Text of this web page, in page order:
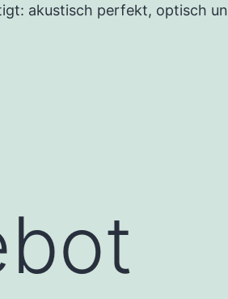
akustisch perfekt, optisch